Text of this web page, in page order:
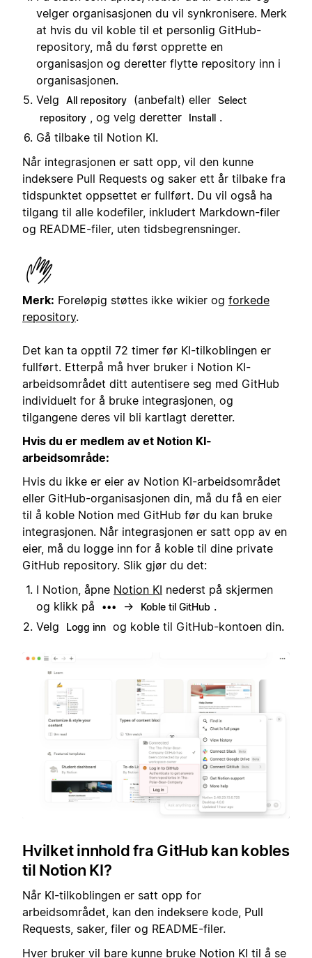
velger organisasjonen du vil synkronisere. Merk
at hvis du vil koble til et personlig GitHub-
repository, må du først opprette en
organisasjon og deretter flytte repository inn i
organisasjonen.
Velg
All repository (anbefalt) eller Select
repository , og velg deretter Install .
Gå tilbake til Notion KI.
Når integrasjonen er satt opp, vil den kunne
indeksere Pull Requests og saker ett år tilbake fra
tidspunktet oppsettet er fullført. Du vil også ha
tilgang til alle kodefiler, inkludert Markdown-filer
og README-filer, uten tidsbegrensninger.
Merk: Foreløpig støttes ikke wikier og forkede
repository.
Det kan ta opptil 72 timer før KI-tilkoblingen er
fullført. Etterpå må hver bruker i Notion KI-
arbeidsområdet ditt autentisere seg med GitHub
individuelt for å bruke integrasjonen, og
tilgangene deres vil bli kartlagt deretter.
Hvis du er medlem av et Notion KI-
arbeidsområde:
Hvis du ikke er eier av Notion KI-arbeidsområdet
eller GitHub-organisasjonen din, må du få en eier
til å koble Notion med GitHub før du kan bruke
integrasjonen. Når integrasjonen er satt opp av en
eier, må du logge inn for å koble til dine private
GitHub repository. Slik gjør du det:
I Notion, åpne Notion KI nederst på skjermen
og klikk på
••• → Koble til GitHub .
Velg
Logg inn og koble til GitHub-kontoen din.
Hvilket innhold fra GitHub kan kobles
til Notion KI?
Når KI-tilkoblingen er satt opp for
arbeidsområdet, kan den indeksere kode, Pull
Requests, saker, filer og README-filer.
Hver bruker vil bare kunne bruke Notion KI til å se